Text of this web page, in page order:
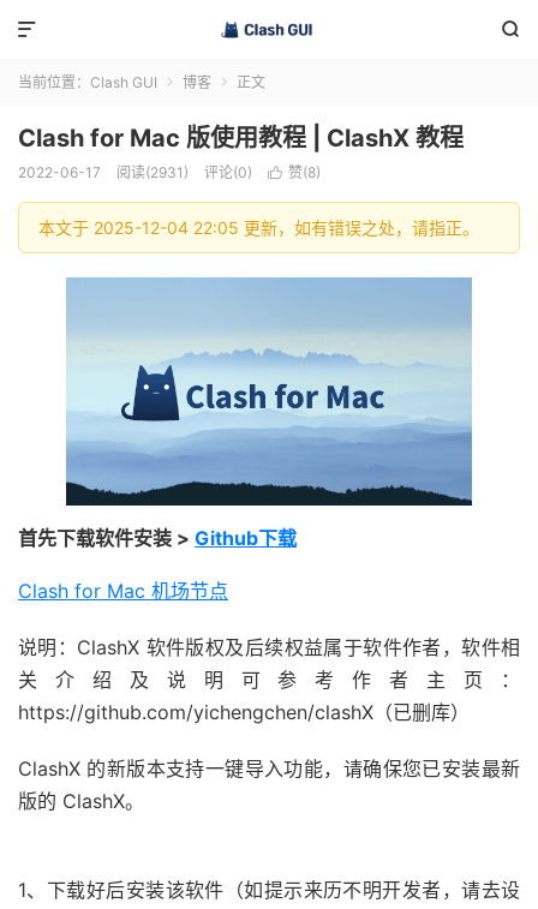


当前位置： Clash GUI  博客  正文
Clash for Mac 版使用教程 | ClashX 教程
2022-06-17 阅读(2931) 评论(0)  赞(8)
本文于 2025-12-04 22:05 更新，如有错误之处，请指正。
首先下载软件安装 > Github下载
Clash for Mac 机场节点
说明： ClashX 软件版权及后续权益属于软件作者，软件相
关介绍及说明可参考作者主页：
https://github.com/yichengchen/clashX（已删库）
ClashX 的新版本支持一键导入功能，请确保您已安装最新
版的 ClashX。
1、下载好后安装该软件（如提示来历不明开发者，请去设